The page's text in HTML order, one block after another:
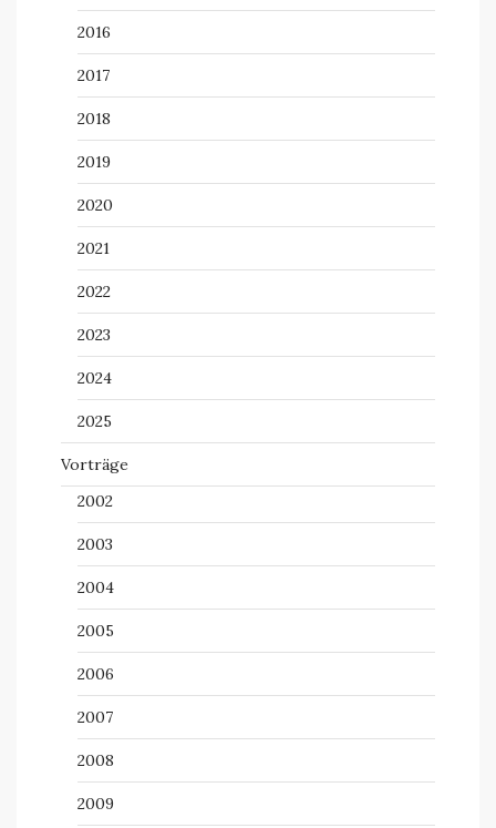
2016
2017
2018
2019
2020
2021
2022
2023
2024
2025
Vorträge
2002
2003
2004
2005
2006
2007
2008
2009